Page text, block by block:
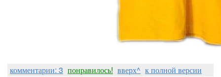
комментарии: 3 понравилось! вверх^ к полной версии